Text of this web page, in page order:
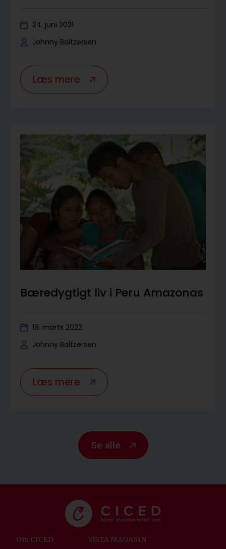
24. juni 2021
Johnny Baltzersen
Læs mere
Bæredygtigt liv i Peru Amazonas
16. marts 2022
Johnny Baltzersen
Læs mere
Se alle
Om CICED ViSTA MAGASIN